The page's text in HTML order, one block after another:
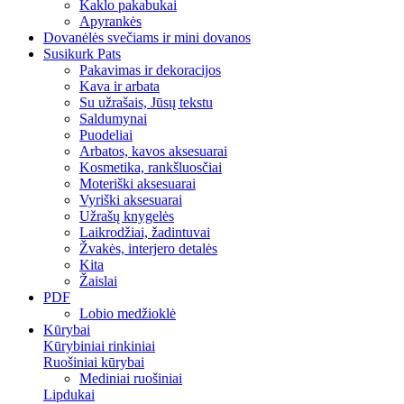
Kaklo pakabukai
Apyrankės
Dovanėlės svečiams ir mini dovanos
Susikurk Pats
Pakavimas ir dekoracijos
Kava ir arbata
Su užrašais, Jūsų tekstu
Saldumynai
Puodeliai
Arbatos, kavos aksesuarai
Kosmetika, rankšluosčiai
Moteriški aksesuarai
Vyriški aksesuarai
Užrašų knygelės
Laikrodžiai, žadintuvai
Žvakės, interjero detalės
Kita
Žaislai
PDF
Lobio medžioklė
Kūrybai
Kūrybiniai rinkiniai
Ruošiniai kūrybai
Mediniai ruošiniai
Lipdukai